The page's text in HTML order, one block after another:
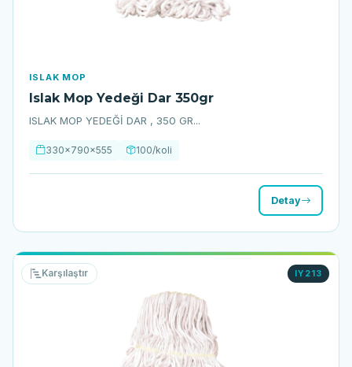
ISLAK MOP
Islak Mop Yedeği Dar 350gr
ISLAK MOP YEDEĞİ DAR , 350 GR...
330x790x555 100/koli
Detay
IY213
Karşılaştır